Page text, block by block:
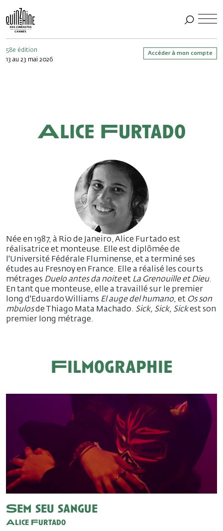
58e édition
13 au 23 mai 2026
Accéder à mon compte
Alice Furtado
Née en 1987, à Rio de Janeiro, Alice Furtado est
réalisatrice et monteuse. Elle est diplômée de
l'Université Fédérale Fluminense, et a terminé ses
études au Fresnoy en France. Elle a réalisé les courts
métrages Duelo antes da noiteet La Grenouille et Dieu.
En tant que monteuse, elle a travaillé sur le premier
long d'Eduardo Williams El auge del humano, et Os son
mbulosde Thiago Mata Machado. Sick, Sick, Sickest son
premier long métrage.
Filmographie
Sem seu sangue
Alice Furtado